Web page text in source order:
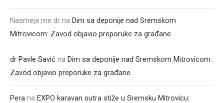
Nasmeja me dr na Dim sa deponije nad Sremskom
Mitrovicom: Zavod objavio preporuke za građane
dr Pavle Savić na Dim sa deponije nad Sremskom Mitrovicom:
Zavod objavio preporuke za građane
Pera na EXPO karavan sutra stiže u Sremsku Mitrovicu: